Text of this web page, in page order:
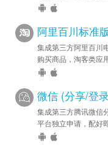
阿里百川标准版
集成第三方阿里百川
购买商品，淘客类应
微信 (分享/登
集成第三方腾讯微信
平台独立申请，配好即